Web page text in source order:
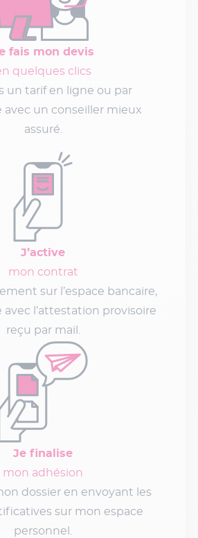
fais mon devis
quelques clics
un tarif en ligne ou par
un conseiller mieux
assuré.
J’active
mon contrat
sur l’espace bancaire,
avec l’attestation provisoire
reçu par mail.
Je finalise
mon adhésion
dossier en envoyant les
sur mon espace
personnel.